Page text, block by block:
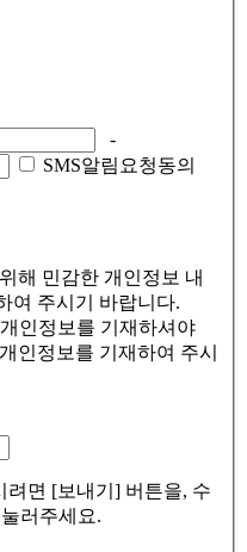
-
SMS알림요청동의
해 민감한 개인정보 내
여 주시기 바랍니다.
인정보를 기재하셔야
인정보를 기재하여 주시
려면 [보내기] 버튼을, 수
러주세요.